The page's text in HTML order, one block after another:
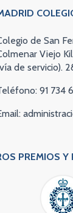
de San
Viejo
de servicio).
91 734
PREMIOS Y